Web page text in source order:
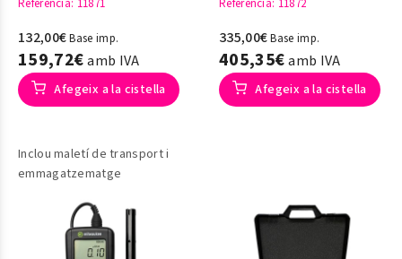
Referència: 11871
132,00€Base imp.
159,72€amb IVA
Afegeix a la cistella
Inclou maletí de transport i
emmagatzematge
Referència: 11872
335,00€Base imp.
405,35€amb IVA
Afegeix a la cistella